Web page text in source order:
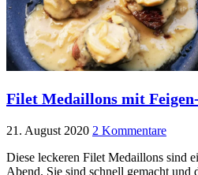
Filet Medaillons mit
21. August 2020 2 Kommentare
Diese leckeren Filet Medaillons sind
Abend. Sie sind schnell gemacht und